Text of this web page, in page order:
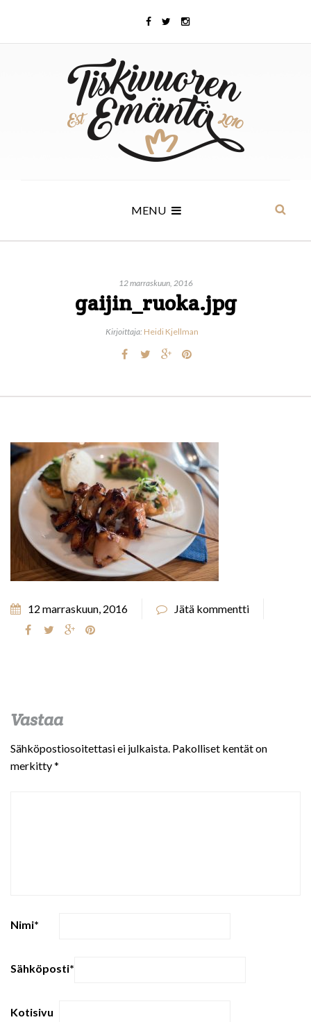
MENU
12 marraskuun, 2016
gaijin_ruoka.jpg
Kirjoittaja: Heidi Kjellman
12 marraskuun, 2016 Jätä kommentti
Vastaa
Sähköpostiosoitettasi ei julkaista. Pakolliset kentät on
merkitty*
Nimi*
Sähköposti*
Kotisivu